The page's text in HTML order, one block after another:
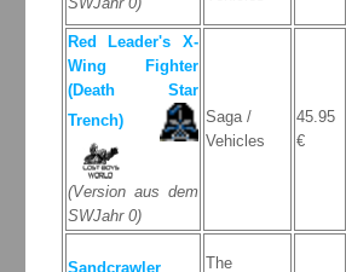
Red Leader's X-
Wing Fighter
(Death Star
Trench)
(Version aus dem
SWJahr 0)
Saga /
Vehicles
45.95
€
Sandcrawler The